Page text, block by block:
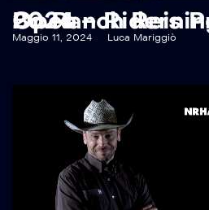
Bo Ranch Reining Classic 2024 – Riders Presentation Open
Maggio 11, 2024 Luca Mariggiò